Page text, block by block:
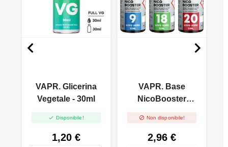
VAPR. Glicerina
Vegetale - 30ml
 Disponibile!
1,20 €
VAPR. Base
NicoBooster
 Non disponibile!
2,96 €
 